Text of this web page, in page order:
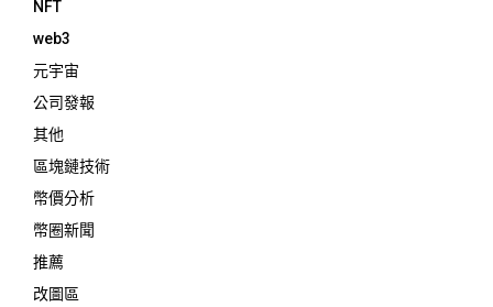
NFT
web3
元宇宙
公司發報
其他
區塊鏈技術
幣價分析
幣圈新聞
推薦
改圖區